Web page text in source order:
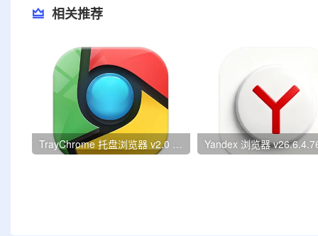
相关推荐
TrayChrome 托盘浏览器 v2.0 绿色版